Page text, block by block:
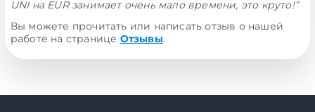
UNI на EUR занимает очень мало времени, это круто!”
Вы можете прочитать или написать отзыв о нашей
работе на странице Отзывы.